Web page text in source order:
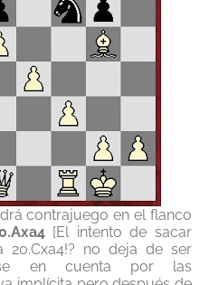
contrajuego en el flanco
[El intento de sacar
20.Cxa4!? no deja de ser
en cuenta por las